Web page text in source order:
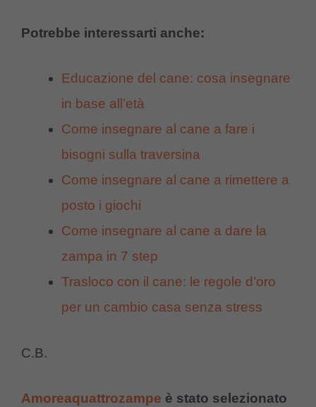
Potrebbe interessarti anche:
Educazione del cane: cosa insegnare
in base all’età
Come insegnare al cane a fare i
bisogni sulla traversina
Come insegnare al cane a rimettere a
posto i giochi
Come insegnare al cane a dare la
zampa in 7 step
Trasloco con il cane: le regole d’oro
per un cambio casa senza stress
C.B.
Amoreaquattrozampe è stato selezionato